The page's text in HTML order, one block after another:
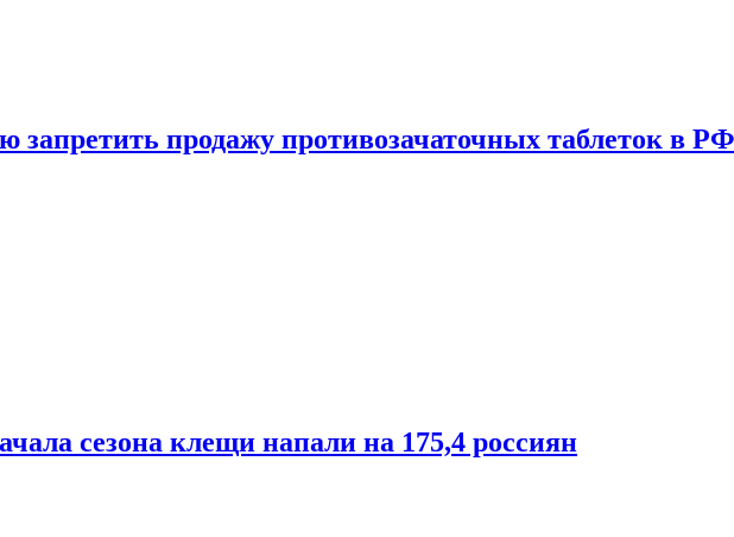
запретить продажу противозачаточных таблеток в РФ
сезона клещи напали на 175,4 россиян